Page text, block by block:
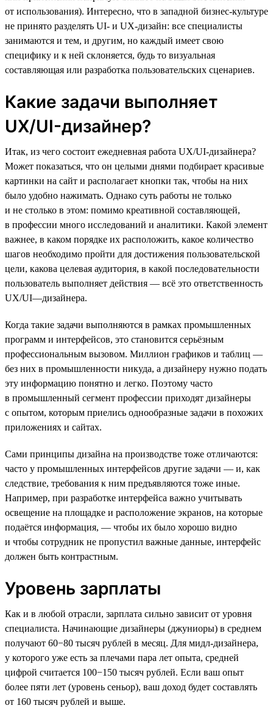
от использования). Интересно, что в западной бизнес-культуре
не принято разделять UI- и UX-дизайн: все специалисты
занимаются и тем, и другим, но каждый имеет свою
специфику и к ней склоняется, будь то визуальная
составляющая или разработка пользовательских сценариев.
Какие задачи выполняет
UX/UI-дизайнер?
Итак, из чего состоит ежедневная работа UX/UI-дизайнера?
Может показаться, что он целыми днями подбирает красивые
картинки на сайт и располагает кнопки так, чтобы на них
было удобно нажимать. Однако суть работы не только
и не столько в этом: помимо креативной составляющей,
в профессии много исследований и аналитики. Какой элемент
важнее, в каком порядке их расположить, какое количество
шагов необходимо пройти для достижения пользовательской
цели, какова целевая аудитория, в какой последовательности
пользователь выполняет действия — всё это ответственность
UX/UI—дизайнера.
Когда такие задачи выполняются в рамках промышленных
программ и интерфейсов, это становится серьёзным
профессиональным вызовом. Миллион графиков и таблиц —
без них в промышленности никуда, а дизайнеру нужно подать
эту информацию понятно и легко. Поэтому часто
в промышленный сегмент профессии приходят дизайнеры
с опытом, которым приелись однообразные задачи в похожих
приложениях и сайтах.
Сами принципы дизайна на производстве тоже отличаются:
часто у промышленных интерфейсов другие задачи — и, как
следствие, требования к ним предъявляются тоже иные.
Например, при разработке интерфейса важно учитывать
освещение на площадке и расположение экранов, на которые
подаётся информация, — чтобы их было хорошо видно
и чтобы сотрудник не пропустил важные данные, интерфейс
должен быть контрастным.
Уровень зарплаты
Как и в любой отрасли, зарплата сильно зависит от уровня
специалиста. Начинающие дизайнеры (джуниоры) в среднем
получают 60−80 тысяч рублей в месяц. Для мидл-дизайнера,
у которого уже есть за плечами пара лет опыта, средней
цифрой считается 100−150 тысяч рублей. Если ваш опыт
более пяти лет (уровень сеньор), ваш доход будет составлять
от 160 тысяч рублей и выше.